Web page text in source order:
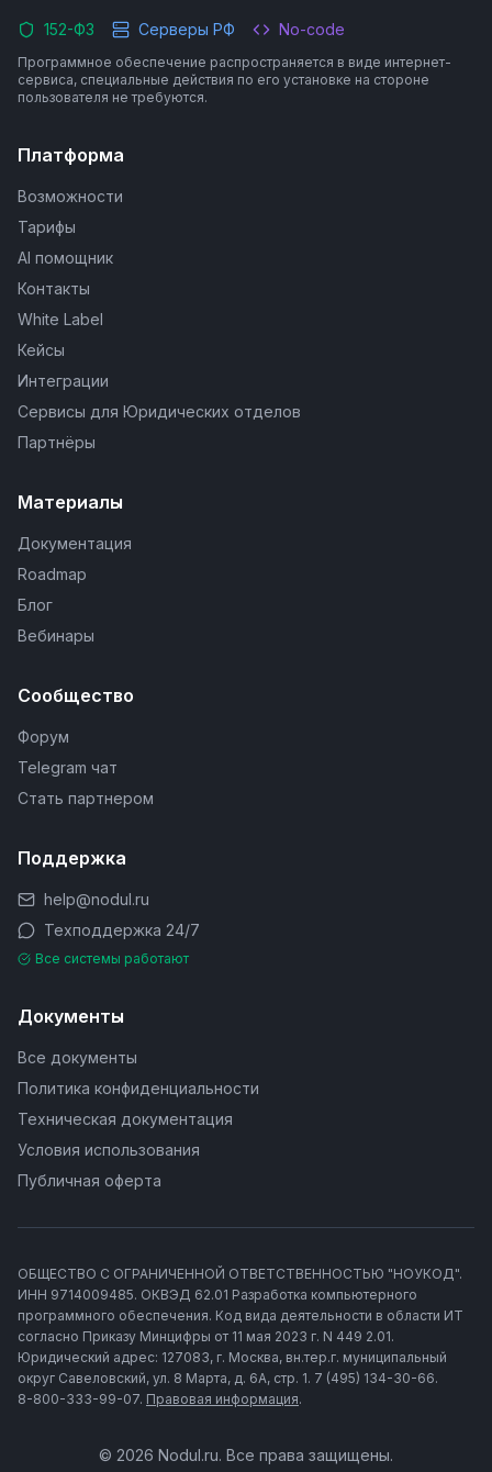
152-ФЗ Серверы РФ No-code
Программное обеспечение распространяется в виде интернет-
сервиса, специальные действия по его установке на стороне
пользователя не требуются.
Платформа
Возможности
Тарифы
AI помощник
Контакты
White Label
Кейсы
Интеграции
Сервисы для Юридических отделов
Партнёры
Материалы
Документация
Roadmap
Блог
Вебинары
Сообщество
Форум
Telegram чат
Стать партнером
Поддержка
help@nodul.ru
Техподдержка 24/7
Все системы работают
Документы
Все документы
Политика конфиденциальности
Техническая документация
Условия использования
Публичная оферта
ОБЩЕСТВО С ОГРАНИЧЕННОЙ ОТВЕТСТВЕННОСТЬЮ "НОУКОД".
ИНН 9714009485. ОКВЭД 62.01 Разработка компьютерного
программного обеспечения. Код вида деятельности в области ИТ
согласно Приказу Минцифры от 11 мая 2023 г. N 449 2.01.
Юридический адрес: 127083, г. Москва, вн.тер.г. муниципальный
округ Савеловский, ул. 8 Марта, д. 6А, стр. 1. 7 (495) 134-30-66.
8-800-333-99-07. Правовая информация.
© 2026 Nodul.ru. Все права защищены.